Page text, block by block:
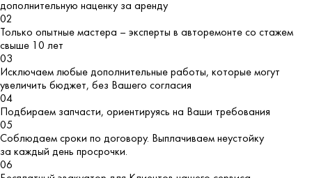
дополнительную наценку за аренду
02
Только опытные мастера – эксперты в авторемонте со стажем
свыше 10 лет
03
Исключаем любые дополнительные работы, которые могут
увеличить бюджет, без Вашего согласия
04
Подбираем запчасти, ориентируясь на Ваши требования
05
Соблюдаем сроки по договору. Выплачиваем неустойку
за каждый день просрочки.
06